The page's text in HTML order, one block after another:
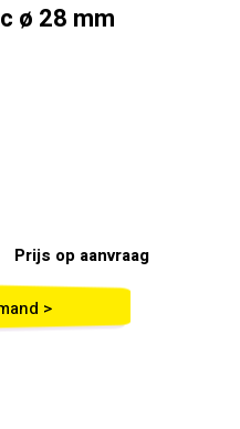
ø 28 mm
Prijs op aanvraag
>